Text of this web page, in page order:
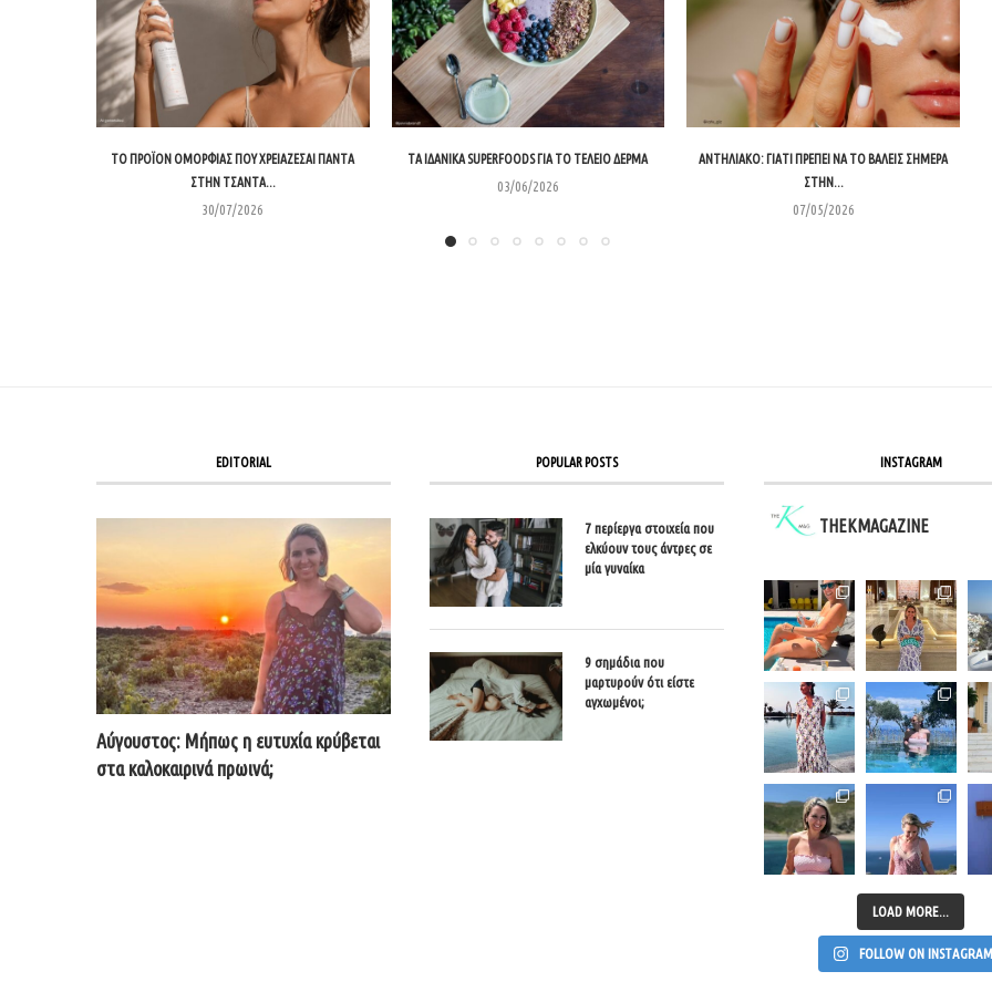
ΤΟ ΠΡΟΪΌΝ ΟΜΟΡΦΙΆΣ ΠΟΥ ΧΡΕΙΆΖΕΣΑΙ ΠΆΝΤΑ
ΣΤΗΝ ΤΣΆΝΤΑ...
30/07/2026
ΤΑ ΙΔΑΝΙΚΆ SUPERFOODS ΓΙΑ ΤΟ ΤΈΛΕΙΟ ΔΈΡΜΑ
03/06/2026
ΑΝΤΗΛΙΑΚΌ: ΓΙΑΤΊ ΠΡΈΠΕΙ ΝΑ ΤΟ ΒΆΛΕΙΣ ΣΉΜΕΡΑ
ΣΤΗΝ...
07/05/2026
EDITORIAL
Αύγουστος: Μήπως η ευτυχία κρύβεται
στα καλοκαιρινά πρωινά;
POPULAR POSTS
7 περίεργα στοιχεία που
ελκύουν τους άντρες σε
μία γυναίκα
9 σημάδια που
μαρτυρούν ότι είστε
αγχωμένοι;
INSTAGRAM
THEKMAGAZINE
LOAD MORE...
FOLLOW ON INSTAGRAM